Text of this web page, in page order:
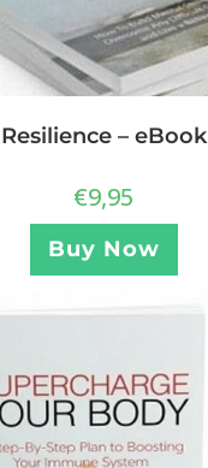
Resilience – eBook
€9,95
Buy Now